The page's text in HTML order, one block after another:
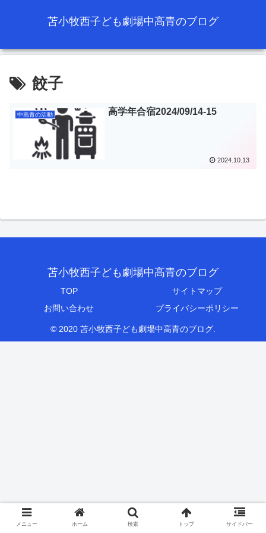
苫小牧西子ども劇場中高青のブログ
餃子
中高青の活動 高学年合宿2024/09/14-15
2024.10.13
苫小牧西子ども劇場中高青のブログ
TOP
サイトマップ
お問い合わせ
プライバシーポリシー
© 2020 苫小牧西子ども劇場中高青のブログ.
メニュー ホーム 検索 トップ サイドバー